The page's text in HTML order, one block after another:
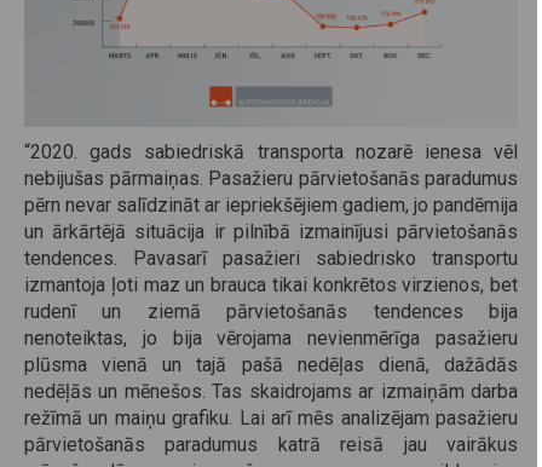
“2020. gads sabiedriskā transporta nozarē ienesa vēl
nebijušas pārmaiņas. Pasažieru pārvietošanās paradumus
pērn nevar salīdzināt ar iepriekšējiem gadiem, jo pandēmija
un ārkārtējā situācija ir pilnībā izmainījusi pārvietošanās
tendences. Pavasarī pasažieri sabiedrisko transportu
izmantoja ļoti maz un brauca tikai konkrētos virzienos, bet
rudenī un ziemā pārvietošanās tendences bija
nenoteiktas, jo bija vērojama nevienmērīga pasažieru
plūsma vienā un tajā pašā nedēļas dienā, dažādās
nedēļās un mēnešos. Tas skaidrojams ar izmaiņām darba
režīmā un maiņu grafiku. Lai arī mēs analizējam pasažieru
pārvietošanās paradumus katrā reisā jau vairākus